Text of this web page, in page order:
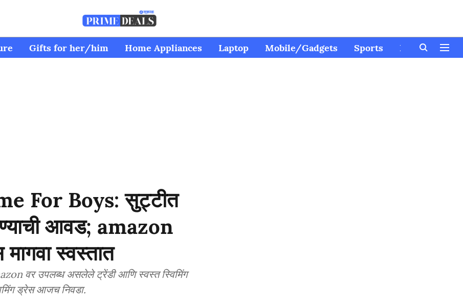
Gifts for her/him Home Appliances Laptop Mobile/Gadgets Sports Kids
For Boys: सुट्टीत
आवड; amazon
स्वस्तात
वर उपलब्ध असलेले ट्रेंडी आणि स्वस्त स्विमिंग
ड्रेस आजच निवडा.